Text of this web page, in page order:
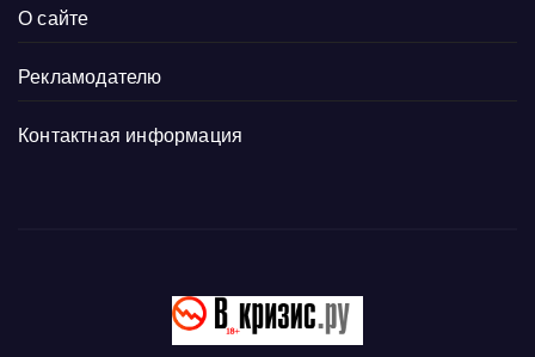
О сайте
Рекламодателю
Контактная информация